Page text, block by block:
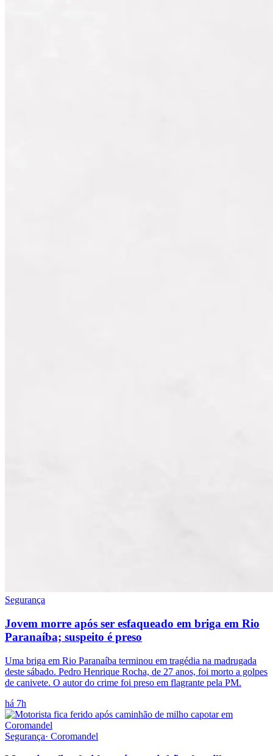
Segurança
Jovem morre após ser esfaqueado em briga em Rio
Paranaíba; suspeito é preso
Uma briga em Rio Paranaíba terminou em tragédia na madrugada
deste sábado. Pedro Henrique Rocha, de 27 anos, foi morto a golpes
de canivete. O autor do crime foi preso em flagrante pela PM.
há 7h
Segurança· Coromandel